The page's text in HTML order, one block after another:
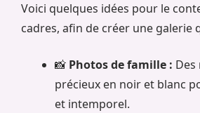
Voici quelques idées pour le
cadres, afin de créer une galerie
📸 Photos de famille :
précieux en noir et blanc
et intemporel.